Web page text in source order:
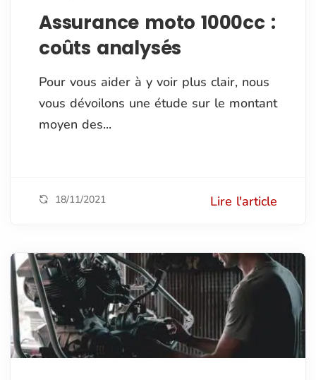
Assurance moto 1000cc :
coûts analysés
Pour vous aider à y voir plus clair, nous
vous dévoilons une étude sur le montant
moyen des...
18/11/2021 Lire l'article